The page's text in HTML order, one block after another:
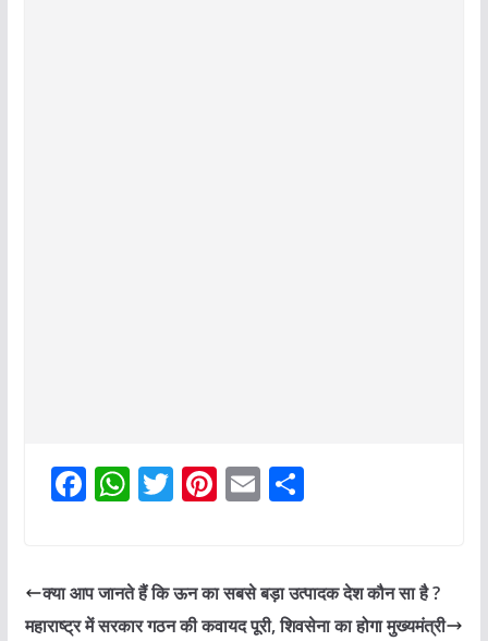
F
e
b
W
s
A
T
er
Pi
e
st
E
l
S
e
क्या आप जानते हैं कि ऊन का सबसे बड़ा उत्पादक देश कौन सा है ?
महाराष्ट्र में सरकार गठन की कवायद पूरी, शिवसेना का होगा मुख्यमंत्री